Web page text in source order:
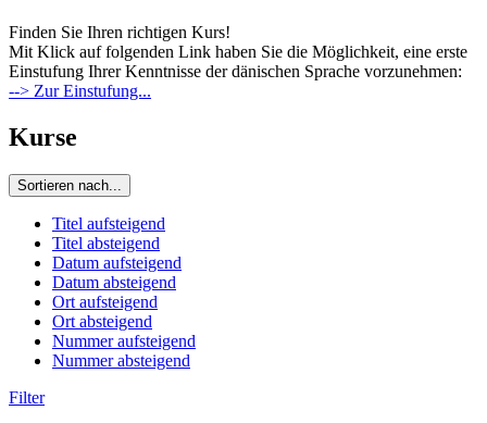
Finden Sie Ihren richtigen Kurs!
Mit Klick auf folgenden Link haben Sie die Möglichkeit, eine erste
Einstufung Ihrer Kenntnisse der dänischen Sprache vorzunehmen:
--> Zur Einstufung...
Kurse
Sortieren nach...
Titel aufsteigend
Titel absteigend
Datum aufsteigend
Datum absteigend
Ort aufsteigend
Ort absteigend
Nummer aufsteigend
Nummer absteigend
Filter